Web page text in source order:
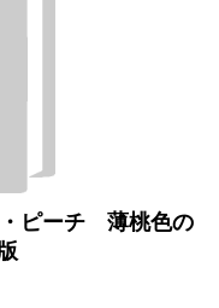
ピーチ 薄桃色の